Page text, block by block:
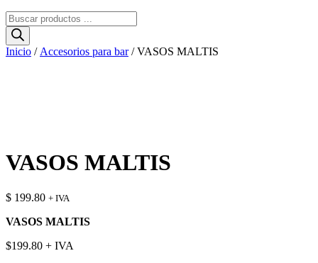
Búsqueda
de
productos
Inicio / Accesorios para bar/ VASOS MALTIS
VASOS MALTIS
$ 199.80 + IVA
VASOS MALTIS
$199.80 + IVA